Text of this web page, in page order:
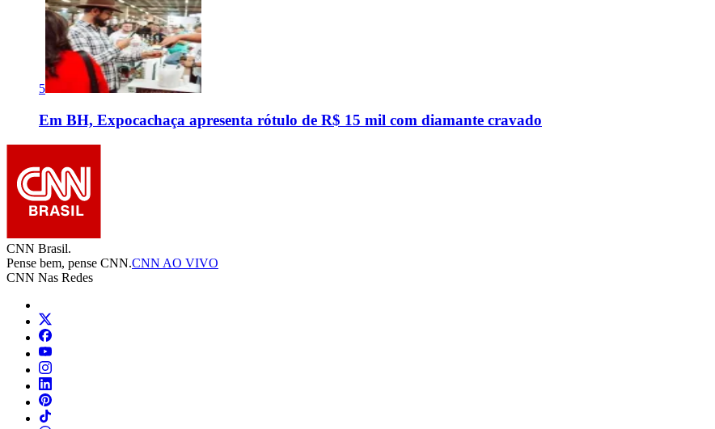
5
Em BH, Expocachaça apresenta rótulo de R$ 15 mil com diamante cravado
CNN Brasil.
Pense bem, pense CNN.CNN AO VIVO
CNN Nas Redes